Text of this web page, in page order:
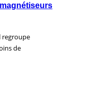
regroupe
de